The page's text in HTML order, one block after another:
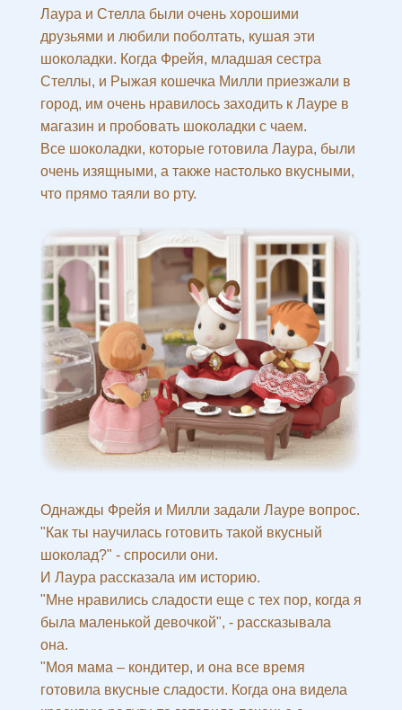
Лаура и Стелла были очень хорошими
друзьями и любили поболтать, кушая эти
шоколадки. Когда Фрейя, младшая сестра
Стеллы, и Рыжая кошечка Милли приезжали в
город, им очень нравилось заходить к Лауре в
магазин и пробовать шоколадки с чаем.
Все шоколадки, которые готовила Лаура, были
очень изящными, а также настолько вкусными,
что прямо таяли во рту.
Однажды Фрейя и Милли задали Лауре вопрос.
"Как ты научилась готовить такой вкусный
шоколад?" - спросили они.
И Лаура рассказала им историю.
"Мне нравились сладости еще с тех пор, когда я
была маленькой девочкой", - рассказывала
она.
"Моя мама – кондитер, и она все время
готовила вкусные сладости. Когда она видела